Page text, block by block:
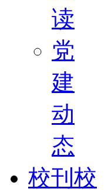
读
党
建
动
态
校刊校